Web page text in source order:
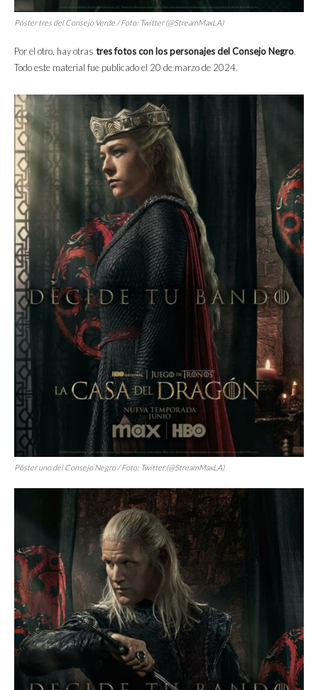
Póster tres del Consejo Verde / Foto: Twitter (@StreamMaxLA)
Por el otro, hay otras tres fotos con los personajes del Consejo Negro.
Todo este material fue publicado el 20 de marzo de 2024.
Póster uno del Consejo Negro / Foto: Twitter (@StreamMaxLA)